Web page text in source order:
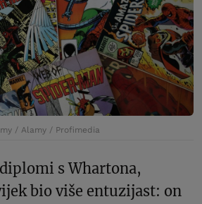
/ Alamy / Profimedia
s Whartona,
bio više entuzijast: on